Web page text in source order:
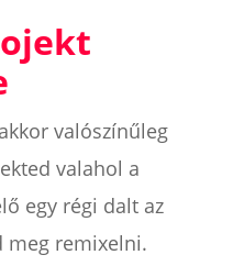
valószínűleg
valahol a
egy régi dalt az
meg remixelni.